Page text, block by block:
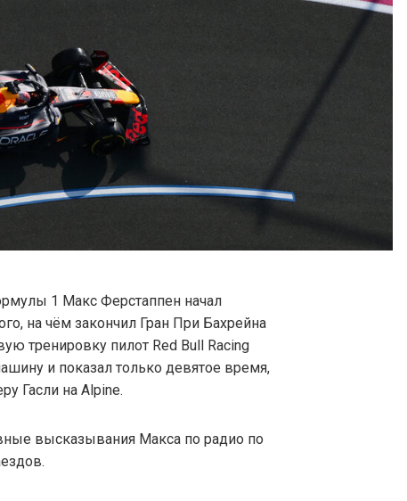
1 Макс Ферстаппен начал
на чём закончил Гран При Бахрейна
тренировку пилот Red Bull Racing
и показал только девятое время,
Гасли на Alpine.
высказывания Макса по радио по